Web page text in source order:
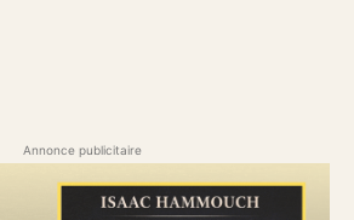
Annonce publicitaire